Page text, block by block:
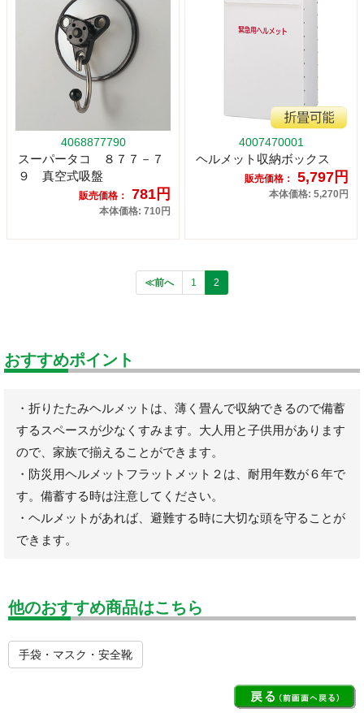
4068877790
スーパータコ ８７７－７
９ 真空式吸盤
販売価格： 781円
本体価格: 710円
4007470001
ヘルメット収納ボックス
販売価格： 5,797円
本体価格: 5,270円
≪前へ 1 2
おすすめポイント
・折りたたみヘルメットは、薄く畳んで収納できるので備蓄
するスペースが少なくすみます。大人用と子供用があります
ので、家族で揃えることができます。
・防災用ヘルメットフラットメット２は、耐用年数が６年で
す。備蓄する時は注意してください。
・ヘルメットがあれば、避難する時に大切な頭を守ることが
できます。
他のおすすめ商品はこちら
手袋・マスク・安全靴